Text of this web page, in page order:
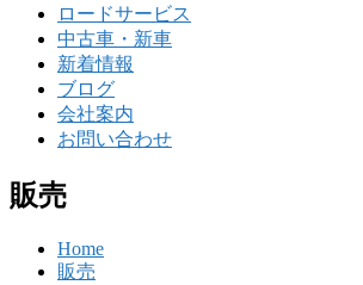
ロードサービス
中古車・新車
新着情報
ブログ
会社案内
お問い合わせ
販売
Home
販売